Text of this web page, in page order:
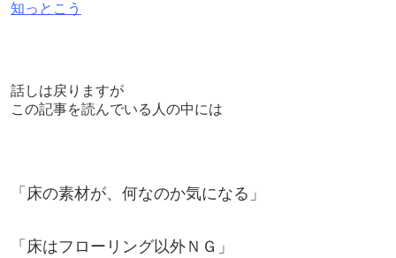
知っとこう
話しは戻りますが
この記事を読んでいる人の中には
「床の素材が、何なのか気になる」
「床はフローリング以外ＮＧ」